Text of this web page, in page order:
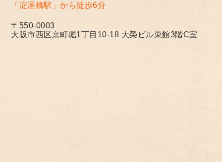
「淀屋橋駅」から徒歩6分
〒550-0003
大阪市西区京町堀1丁目10-18 大榮ビル東館3階C室